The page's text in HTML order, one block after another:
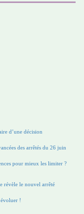
d’une décision
des arrêtés du 26 juin
pour mieux les limiter ?
révèle le nouvel arrêté
!